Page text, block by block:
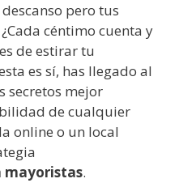
pero tus
céntimo cuenta y
de estirar tu
es sí, has llegado al
secretos mejor
de cualquier
online o un local
mayoristas.